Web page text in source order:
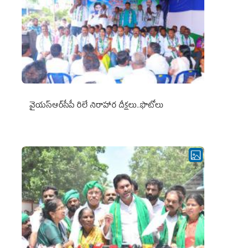
వైయ‌స్ఆర్‌సీపీ రిలే నిరాహార దీక్షలు..ఫొటోలు